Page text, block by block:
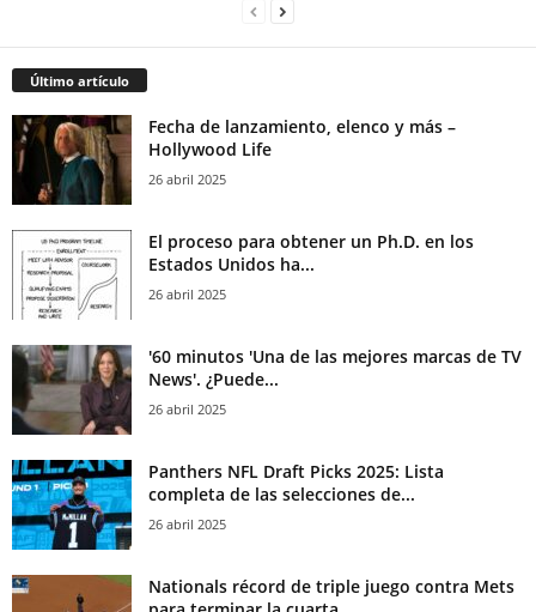
Último artículo
Fecha de lanzamiento, elenco y más –
Hollywood Life
26 abril 2025
El proceso para obtener un Ph.D. en los
Estados Unidos ha...
26 abril 2025
'60 minutos 'Una de las mejores marcas de TV
News'. ¿Puede...
26 abril 2025
Panthers NFL Draft Picks 2025: Lista
completa de las selecciones de...
26 abril 2025
Nationals récord de triple juego contra Mets